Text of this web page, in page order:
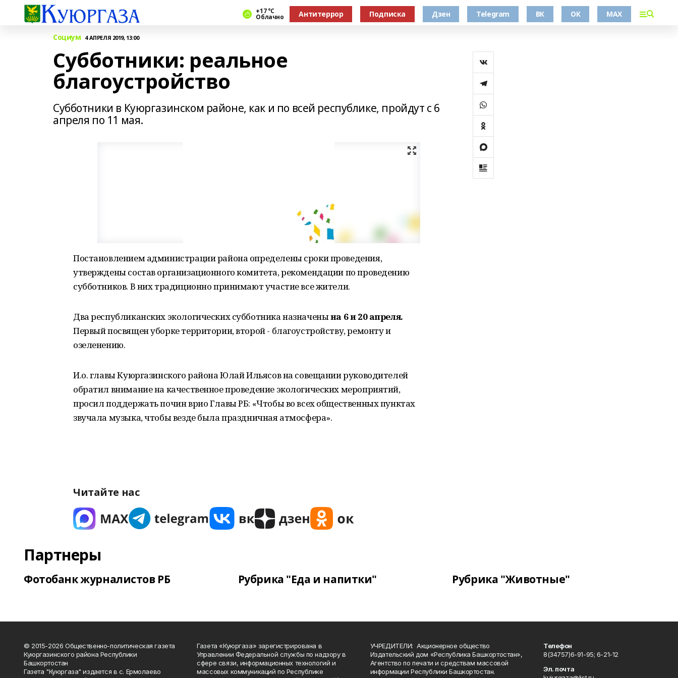
+17 °С
Облачно Антитеррор Подписка Дзен Telegram ВК ОК MAX
Социум 4 АПРЕЛЯ 2019, 13:00
Субботники: реальное
благоустройство
Субботники в Куюргазинском районе, как и по всей республике, пройдут с 6
апреля по 11 мая.
Постановлением администрации района определены сроки проведения,
утверждены состав организационного комитета, рекомендации по проведению
субботников. В них традиционно принимают участие все жители.
Два республиканских экологических субботника назначенына 6 и 20 апреля.
Первый посвящен уборке территории, второй - благоустройству, ремонту и
озеленению.
И.о. главы Куюргазинского района Юлай Ильясов на совещании руководителей
обратил внимание на качественное проведение экологических мероприятий,
просил поддержать почин врио Главы РБ: «Чтобы во всех общественных пунктах
звучала музыка, чтобы везде была праздничная атмосфера».
Читайте нас
Партнеры
Фотобанк журналистов РБ Рубрика "Еда и напитки" Рубрика "Животные"
© 2015-2026 Общественно-политическая газета
Куюргазинского района Республики
Башкортостан
Газета "Куюргаза" издается в с. Ермолаево
Газета «Куюргаза» зарегистрирована в
Управлении Федеральной службы по надзору в
сфере связи, информационных технологий и
массовых коммуникаций по Республике
УЧРЕДИТЕЛИ: Акционерное общество
Издательский дом «Республика Башкортостан»,
Агентство по печати и средствам массовой
информации Республики Башкортостан.
Телефон
8(34757)6-91-95; 6-21-12
Эл. почта